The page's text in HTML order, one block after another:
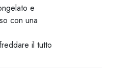
e
con una
il tutto